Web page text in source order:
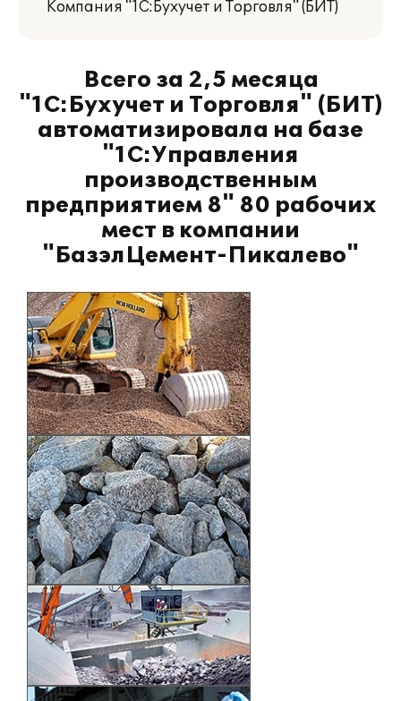
Компания "1С:Бухучет и Торговля" (БИТ)
Всего за 2,5 месяца
"1С:Бухучет и Торговля" (БИТ)
автоматизировала на базе
"1С:Управления
производственным
предприятием 8" 80 рабочих
мест в компании
"БазэлЦемент-Пикалево"